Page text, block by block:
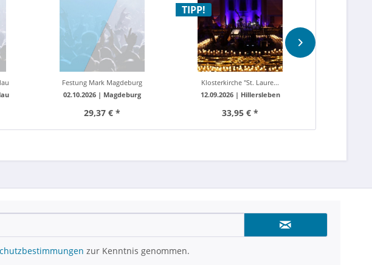
Festung Mark Magdeburg
02.10.2026 | Magdeburg
29,37 € *
TIPP!
Klosterkirche "St. Laure...
12.09.2026 | Hillersleben
33,95 € *
zur Kenntnis genommen.